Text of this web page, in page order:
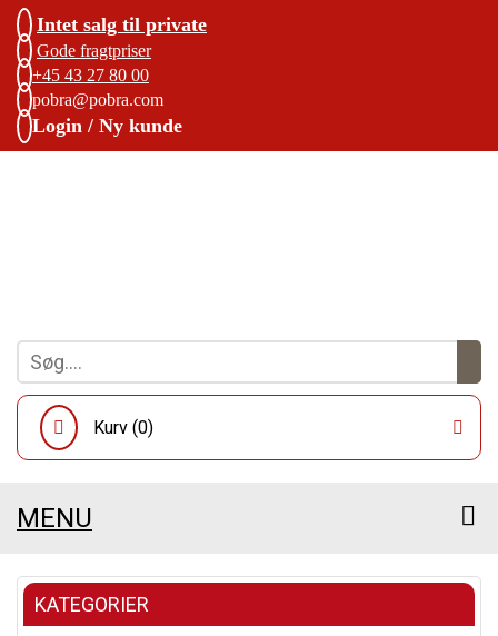
Intet salg til private
Gode fragtpriser
+45 43 27 80 00
pobra@pobra.com
Login / Ny kunde
Kurv (0)
MENU
KATEGORIER